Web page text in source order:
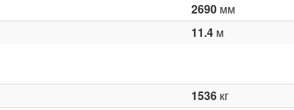
2690мм
11.4м
1536кг